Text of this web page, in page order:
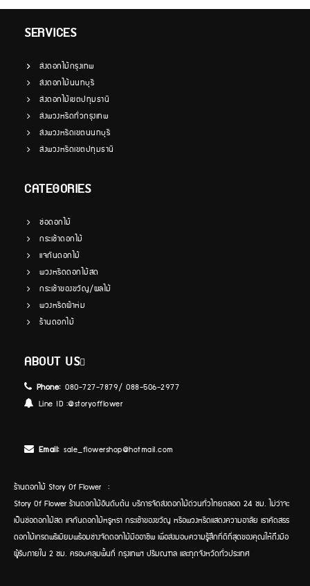
SERVICES
ส่งดอกไม้กรุงเทพ
ส่งดอกไม้นนทบุรี
ส่งดอกไม้เขตปทุมธานี
ส่งพวงหรีดทั่วกรุงเทพ
ส่งพวงหรีดเขตนนทบุรี
ส่งพวงหรีดเขตปทุมธานี
CATEGORIES
ช่อดอกไม้
กระเช้าดอกไม้
แจกันดอกไม้
พวงหรีดดอกไม้สด
กระเช้าของขวัญ/ผลไม้
พวงหรีดผ้าห่ม
ร้านดอกไม้
ABOUT US
Phone:080-727-7879/ 088-506-2977
Line ID :@storyofflower
Email: sale_flowershop@hotmail.com
ร้านดอกไม้ Story Of Flower :
Story Of Flower ร้านดอกไม้อันดับต้น บริการจัดส่งดอกไม้ด่วนทั่วไทยตลอด 24 ชม. ไม่ว่าจะ
เป็นช่อดอกไม้สด แจกันดอกไม้หรูหรา กระเช้าของขวัญ หรือพวงหรีดแสดงความอาลัย เราคัดสรร
ดอกไม้เกรดพรีเมียมพร้อมช่างจัดดอกไม้มืออาชีพ เพื่อส่งมอบความรู้สึกที่ดีที่สุดของคุณให้ถึงมือ
ผู้รับภายใน 2 ชม. ครอบคลุมพื้นที่ กรุงเทพฯ ปริมณฑล และทุกจังหวัดทั่วประเทศ